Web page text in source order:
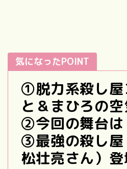
気になったPOINT
①脱力系殺し屋
と＆まひろの
②今回の舞台は
③最強の殺し屋
松壮亮さん）登